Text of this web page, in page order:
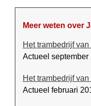
Meer weten over
Het trambedrijf van
Actueel september
Het trambedrijf van
Actueel februari